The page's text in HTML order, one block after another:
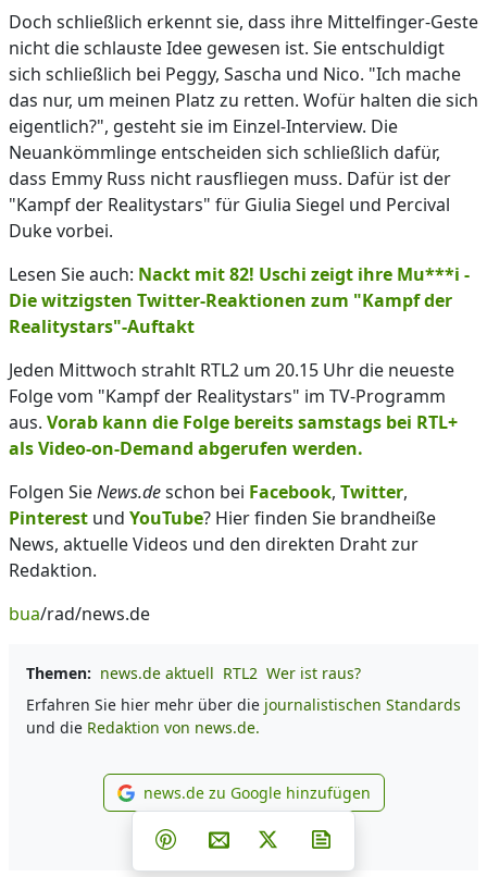
Doch schließlich erkennt sie, dass ihre Mittelfinger-Geste
nicht die schlauste Idee gewesen ist. Sie entschuldigt
sich schließlich bei Peggy, Sascha und Nico. "Ich mache
das nur, um meinen Platz zu retten. Wofür halten die sich
eigentlich?", gesteht sie im Einzel-Interview. Die
Neuankömmlinge entscheiden sich schließlich dafür,
dass Emmy Russ nicht rausfliegen muss. Dafür ist der
"Kampf der Realitystars" für Giulia Siegel und Percival
Duke vorbei.
Lesen Sie auch: Nackt mit 82! Uschi zeigt ihre Mu***i -
Die witzigsten Twitter-Reaktionen zum "Kampf der
Realitystars"-Auftakt
Jeden Mittwoch strahlt RTL2 um 20.15 Uhr die neueste
Folge vom "Kampf der Realitystars" im TV-Programm
aus. Vorab kann die Folge bereits samstags bei RTL+
als Video-on-Demand abgerufen werden.
Folgen SieNews.deschon bei Facebook, Twitter,
Pinterest und YouTube? Hier finden Sie brandheiße
News, aktuelle Videos und den direkten Draht zur
Redaktion.
bua/rad/news.de
Themen: news.de aktuell RTL2 Wer ist raus?
Erfahren Sie hier mehr über die journalistischen Standards
und die Redaktion von news.de.
news.de zu Google
news.de zu Google hinzufügen
Teilen auf Facebook
Teilen auf Whatsapp
Teilen auf Telegram
Teilen auf Pinterest
Per E-Mail teilen
Post auf X